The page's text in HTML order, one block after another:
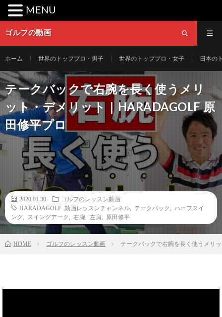
ゴルフの動画
ホーム 世界のトッププロ・男子 世界のトッププロ・女子 日本の
テークバックで右腕を長く使うメリ
ット・デメリット｜HARADAGOLF 原
田修平プロ
2020.01.30
ゴルフのレッスン動画
HARADAGOLF 動画レッスンチャンネル
テークバック
ハーフスイ
ング
スイングアーク 右腕 左肩 原田修平
HOME ゴルフのレッスン動画 テークバックで右腕を長く使うメリ
MENU